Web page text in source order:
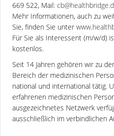
669 522, Mail:
Mehr Informationen, auch zu
Sie, finden Sie unter
Für Sie als Interessent (m/w/d)
kostenlos.
Seit 14 Jahren gehören wir zu
Bereich der medizinischen
national und international tätig.
erfahrenen medizinischen
ausgezeichnetes Netzwerk
ausschließlich im verbindlichen